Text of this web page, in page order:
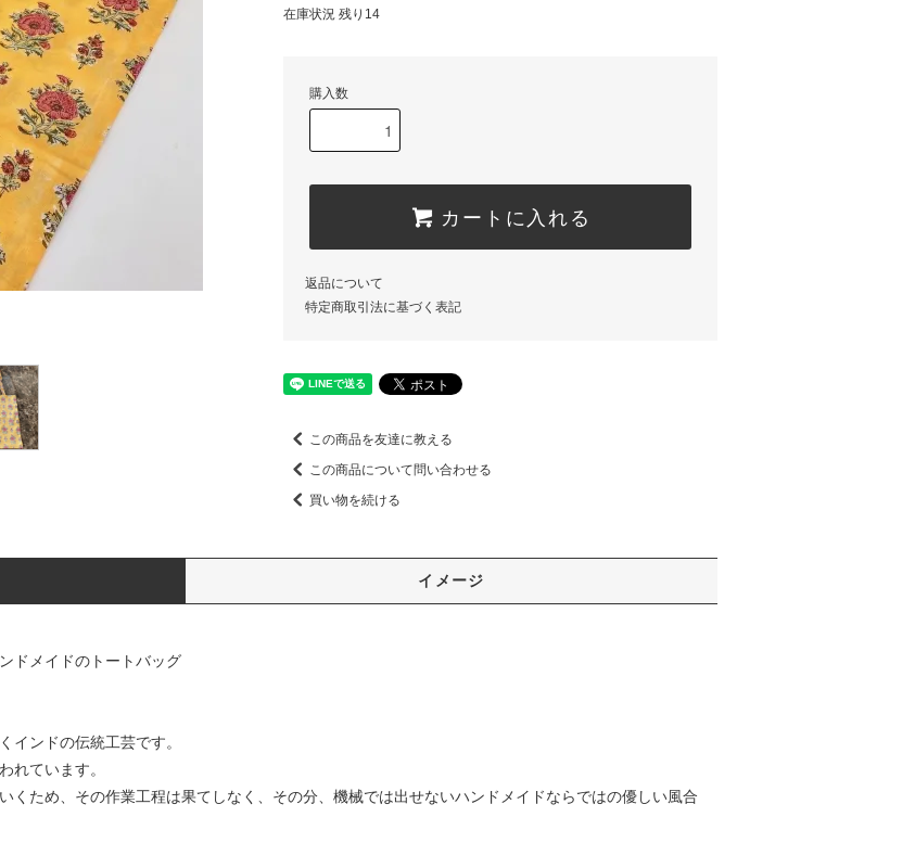
在庫状況 残り14
購入数
カートに入れる
返品について
特定商取引法に基づく表記
この商品を友達に教える
この商品について問い合わせる
買い物を続ける
イメージ
ドメイドのトートバッグ
インドの伝統工芸です。
れています。
くため、その作業工程は果てしなく、その分、機械では出せないハンドメイドならではの優しい風合